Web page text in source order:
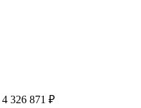
4 326 871 ₽